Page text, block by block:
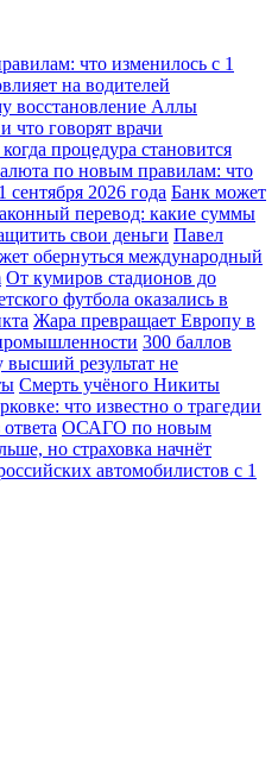
что изменилось с 1
на водителей
восстановление Аллы
что говорят врачи
процедура становится
по новым правилам: что
сентября 2026 года Банк может
перевод: какие суммы
свои деньги Павел
обернуться международный
От кумиров стадионов до
футбола оказались в
Жара превращает Европу в
300 баллов
результат не
Смерть учёного Никиты
что известно о трагедии
ОСАГО по новым
но страховка начнёт
автомобилистов с 1